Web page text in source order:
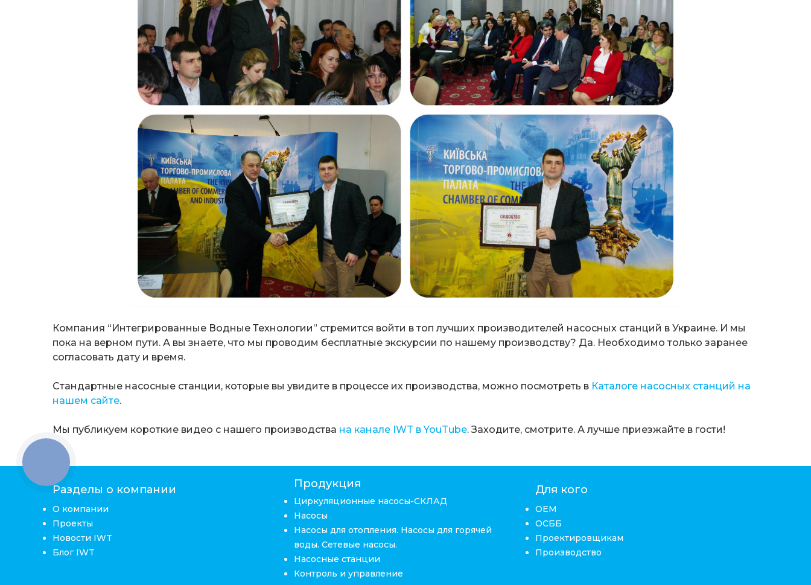
Компания “Интегрированные Водные Технологии” стремится войти в топ лучших производителей насосных станций в Украине. И мы
пока на верном пути. А вы знаете, что мы проводим бесплатные экскурсии по нашему производству? Да. Необходимо только заранее
согласовать дату и время.
Стандартные насосные станции, которые вы увидите в процессе их производства, можно посмотреть в Каталоге насосных станций на
нашем сайте.
Мы публикуем короткие видео с нашего производства на канале IWT в YouTube. Заходите, смотрите. А лучше приезжайте в гости!
Разделы о компании
О компании
Проекты
Новости IWT
Блог IWT
Продукция
Циркуляционные насосы-СКЛАД
Насосы
Насосы для отопления. Насосы для горячей
воды. Сетевые насосы.
Насосные станции
Контроль и управление
Для кого
ОЕМ
ОСББ
Проектировщикам
Производство